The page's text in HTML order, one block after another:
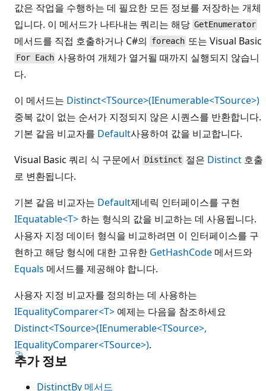
값은 작업을 수행하는 데 필요한 모든 정보를 저장하는 개체
입니다. 이 메서드가 나타내는 쿼리는 해당 GetEnumerator
메서드를 직접 호출하거나 C#의 foreach 또는 Visual Basic
For Each 사용하여 개체가 열거될 때까지 실행되지 않습니
다.
이 메서드는 Distinct<TSource>(IEnumerable<TSource>)
중복 값이 없는 순서가 지정되지 않은 시퀀스를 반환합니다.
기본 같음 비교자를 Default사용하여 값을 비교합니다.
Visual Basic 쿼리 식 구문에서
Distinct 절은 Distinct 호출
로 변환됩니다.
기본 같음 비교자는 Default제네릭 인터페이스를 구현
IEquatable<T>하는 형식의 값을 비교하는 데 사용됩니다.
사용자 지정 데이터 형식을 비교하려면 이 인터페이스를 구
현하고 해당 형식에 대한 고유한 GetHashCode 메서드와
Equals 메서드를 제공해야 합니다.
사용자 지정 비교자를 정의하는 데 사용하는
IEqualityComparer<T> 예제는 다음을 참조하세요
Distinct<TSource>(IEnumerable<TSource>,
IEqualityComparer<TSource>).
추가 정보
DistinctBy 메서드